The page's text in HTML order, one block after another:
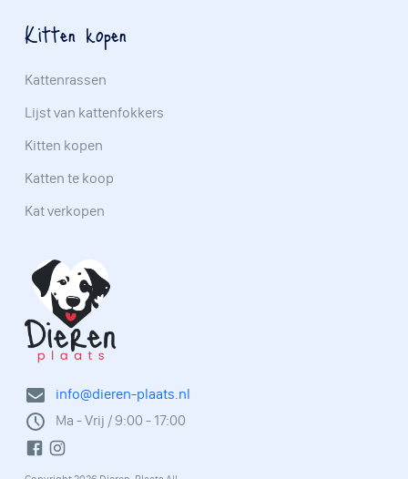
info@dieren-plaats.nl
Ma - Vrij / 9:00 - 17:00
Kitten kopen
Kattenrassen
Lijst van kattenfokkers
Kitten kopen
Katten te koop
Kat verkopen